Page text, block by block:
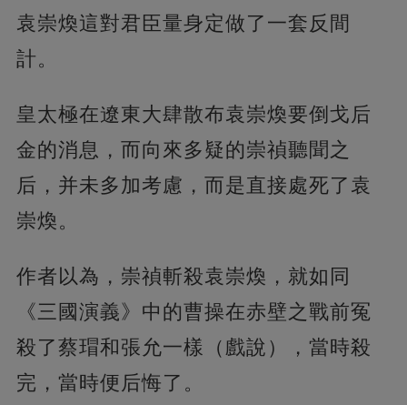
袁崇煥這對君臣量身定做了一套反間
計。
皇太極在遼東大肆散布袁崇煥要倒戈后
金的消息，而向來多疑的崇禎聽聞之
后，并未多加考慮，而是直接處死了袁
崇煥。
作者以為，崇禎斬殺袁崇煥，就如同
《三國演義》中的曹操在赤壁之戰前冤
殺了蔡瑁和張允一樣（戲說），當時殺
完，當時便后悔了。